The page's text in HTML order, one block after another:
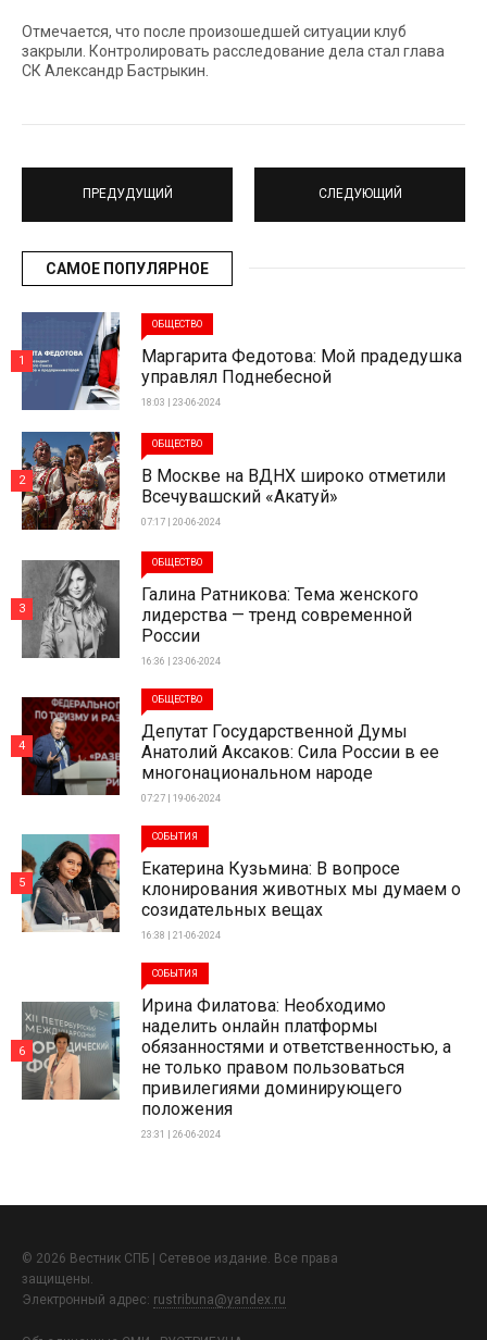
Отмечается, что после произошедшей ситуации клуб
закрыли. Контролировать расследование дела стал глава
СК Александр Бастрыкин.
ПРЕДУДУЩИЙ СЛЕДУЮЩИЙ
САМОЕ ПОПУЛЯРНОЕ
ОБЩЕСТВО
Маргарита Федотова: Мой прадедушка
управлял Поднебесной
18:03 | 23-06-2024
1
ОБЩЕСТВО
В Москве на ВДНХ широко отметили
Всечувашский «Акатуй»
07:17 | 20-06-2024
2
ОБЩЕСТВО
Галина Ратникова: Тема женского
лидерства — тренд современной
России
16:36 | 23-06-2024
3
ОБЩЕСТВО
Депутат Государственной Думы
Анатолий Аксаков: Сила России в ее
многонациональном народе
07:27 | 19-06-2024
4
СОБЫТИЯ
Екатерина Кузьмина: В вопросе
клонирования животных мы думаем о
созидательных вещах
16:38 | 21-06-2024
5
СОБЫТИЯ
Ирина Филатова: Необходимо
наделить онлайн платформы
обязанностями и ответственностью, а
не только правом пользоваться
привилегиями доминирующего
положения
23:31 | 26-06-2024
6
© 2026 Вестник СПБ | Сетевое издание. Все права
защищены.
Электронный адрес: rustribuna@yandex.ru